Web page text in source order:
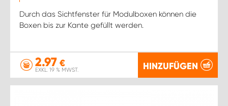
Durch das Sichtfenster für Modulboxen können die
Boxen bis zur Kante gefüllt werden.
2.97 €
EXKL. 19 % MWST. HINZUFÜGEN